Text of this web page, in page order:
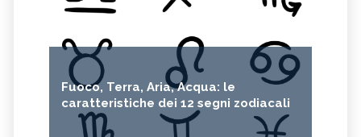
Fuoco, Terra, Aria, Acqua: le
caratteristiche dei 12 segni zodiacali